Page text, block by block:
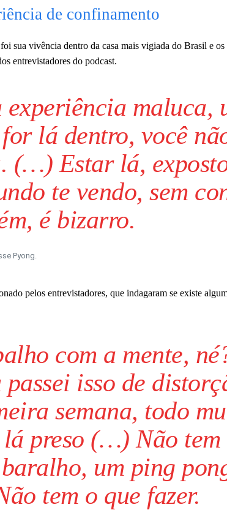
de confinamento
sua vivência dentro da casa mais vigiada do Brasil e os
entrevistadores do podcast.
maluca,
lá dentro, você
(…) Estar lá,
te vendo, sem
é bizarro.
Pyong.
pelos entrevistadores, que indagaram se existe
com a mente,
isso de
semana, todo
lá preso (…) Não tem
um ping
tem o que fazer.